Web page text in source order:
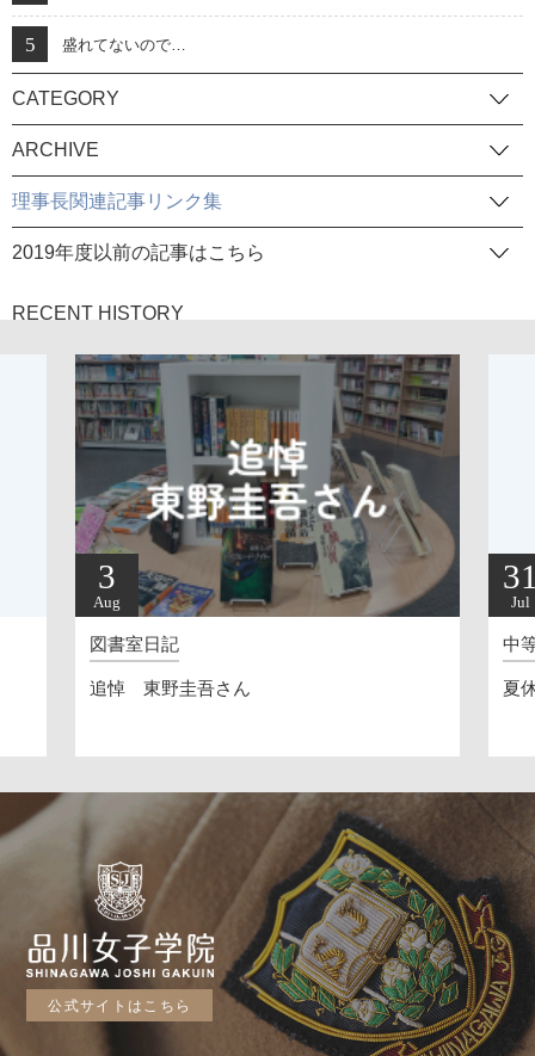
盛れてないので…
CATEGORY
ARCHIVE
理事長関連記事リンク集
2019年度以前の記事はこちら
RECENT HISTORY
31
Jul
夏休みへ（20260724）
公式サイトはこちら